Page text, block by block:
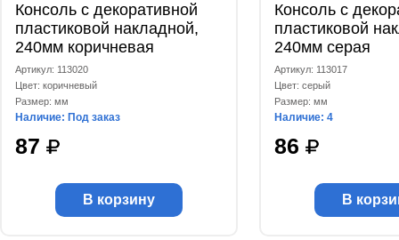
Консоль с декоративной
пластиковой накладной,
240мм коричневая
Артикул: 113020
Цвет: коричневый
Размер: мм
Наличие: Под заказ
87
В корзину
Консоль с
пластиковой
240мм серая
Артикул: 113017
Цвет: серый
Размер: мм
Наличие: 4
86
В